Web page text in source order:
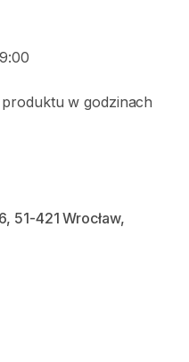
w godzinach
51-421 Wrocław,